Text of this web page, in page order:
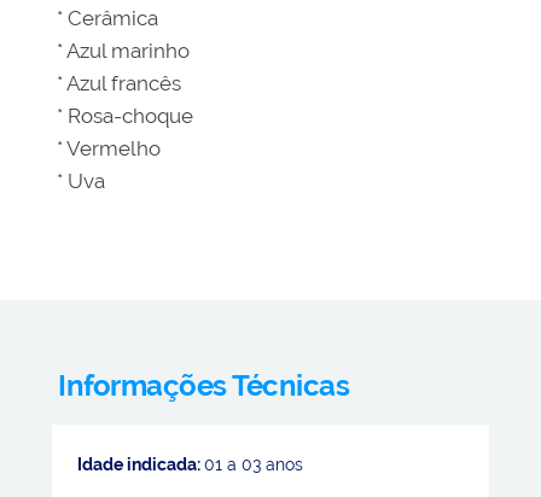
* Cerâmica
* Azul marinho
* Azul francês
* Rosa-choque
* Vermelho
* Uva
Informações Técnicas
Idade indicada:01 a 03 anos